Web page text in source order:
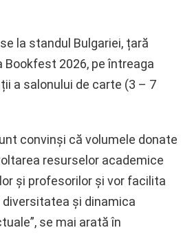
la standul Bulgariei, țară
Bookfest 2026, pe întreaga
a salonului de carte (3 – 7
convinși că volumele donate
resurselor academice
și profesorilor și vor facilita
și dinamica
se mai arată în